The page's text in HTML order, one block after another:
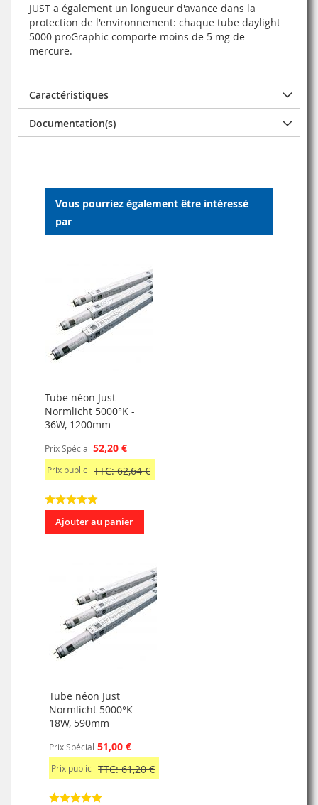
JUST a également un longueur d'avance dans la
protection de l'environnement: chaque tube daylight
5000 proGraphic comporte moins de 5 mg de
mercure.
Caractéristiques
Documentation(s)
Vous pourriez également être intéressé
par
Tube néon Just
Normlicht 5000°K -
36W, 1200mm
Prix Spécial 52,20 €
Prix public TTC: 62,64 €
Ajouter au panier
Tube néon Just
Normlicht 5000°K -
18W, 590mm
Prix Spécial 51,00 €
Prix public TTC: 61,20 €